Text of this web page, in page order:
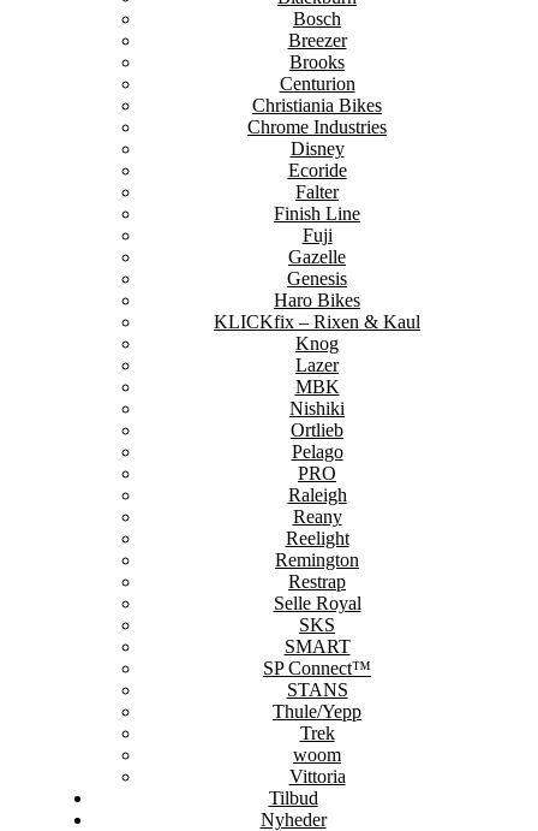
Bosch
Breezer
Brooks
Centurion
Christiania Bikes
Chrome Industries
Disney
Ecoride
Falter
Finish Line
Fuji
Gazelle
Genesis
Haro Bikes
KLICKfix – Rixen & Kaul
Knog
Lazer
MBK
Nishiki
Ortlieb
Pelago
PRO
Raleigh
Reany
Reelight
Remington
Restrap
Selle Royal
SKS
SMART
SP Connect™
STANS
Thule/Yepp
Trek
woom
Vittoria
Tilbud
Nyheder